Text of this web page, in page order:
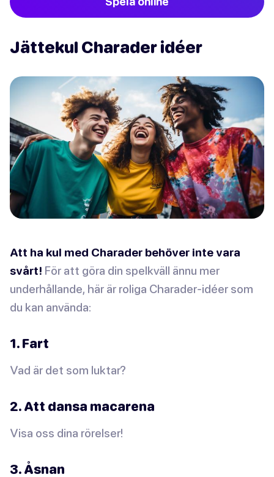
Jättekul Charader idéer
Att ha kul med Charader behöver inte vara
svårt! För att göra din spelkväll ännu mer
underhållande, här är roliga Charader-idéer som
du kan använda:
1. Fart
Vad är det som luktar?
2. Att dansa macarena
Visa oss dina rörelser!
3. Åsnan